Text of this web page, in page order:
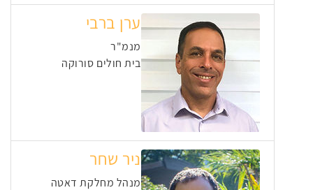
ערן ברבי
מנמ"ר
בית חולים סורוקה
ניר שחר
מנהל מחלקת דאטה